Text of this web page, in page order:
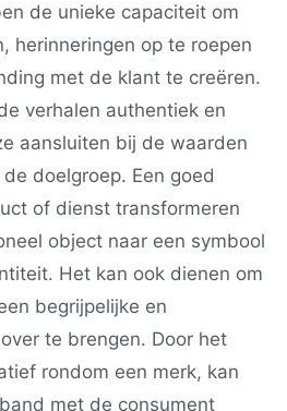
de unieke capaciteit om
herinneringen op te roepen
met de klant te creëren.
verhalen authentiek en
aansluiten bij de waarden
doelgroep. Een goed
of dienst transformeren
object naar een symbool
Het kan ook dienen om
begrijpelijke en
te brengen. Door het
rondom een merk, kan
met de consument